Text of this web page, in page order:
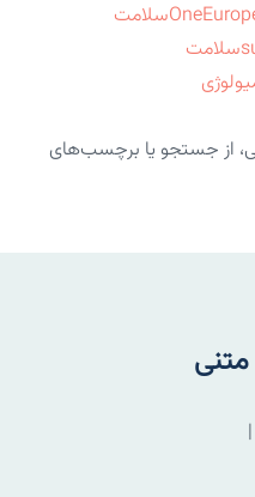
Oneسلامت
سلامت
از جستجو یا برچسب‌های
|